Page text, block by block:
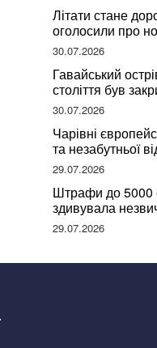
Літати стане
оголосили про
вибору місць
30.07.2026
Гавайський
століття був
починає
30.07.2026
Чарівні
та незабутньої
29.07.2026
Штрафи до 5000
здивувала
Німеччині та
29.07.2026